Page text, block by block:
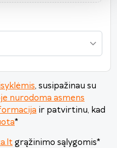
2 3 4 5 6
Išvalyti Uždaryti
, susipažinau su
nurodoma asmens
ir patvirtinu, kad
*
grąžinimo sąlygomis*